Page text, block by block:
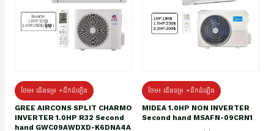
ថែម៖ ជើងទម្រ +ដឹកដំឡើង
GREE AIRCONS SPLIT CHARMO
INVERTER 1.0HP R32 Second
hand GWC09AWDXD-K6DNA4A
ថែម៖ ជើងទម្រ +ដឹកដំឡើង
MIDEA 1.0HP NON INVERTER
Second hand MSAFN-09CRN1